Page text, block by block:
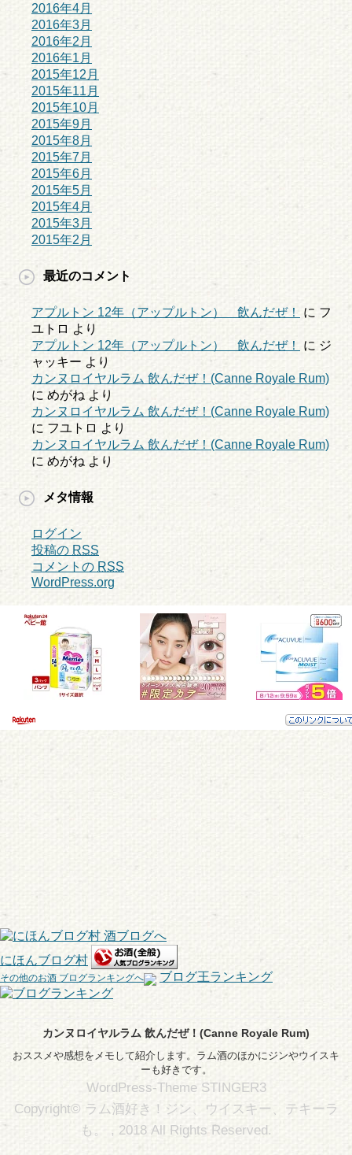
2016年4月
2016年3月
2016年2月
2016年1月
2015年12月
2015年11月
2015年10月
2015年9月
2015年8月
2015年7月
2015年6月
2015年5月
2015年4月
2015年3月
2015年2月
最近のコメント
アプルトン 12年（アップルトン） 飲んだぜ！ に フ
ユトロ より
アプルトン 12年（アップルトン） 飲んだぜ！
に ジ
ャッキー より
カンヌロイヤルラム 飲んだぜ！(Canne Royale Rum)
に めがね より
カンヌロイヤルラム 飲んだぜ！(Canne Royale Rum)
に フユトロ より
カンヌロイヤルラム 飲んだぜ！(Canne Royale Rum)
に めがね より
メタ情報
ログイン
投稿の RSS
コメントの RSS
WordPress.org
にほんブログ村
その他のお酒 ブログランキングへ ブログ王ランキング
カンヌロイヤルラム 飲んだぜ！(Canne Royale Rum)
おススメや感想をメモして紹介します。ラム酒のほかにジンやウイスキ
ーも好きです。
WordPress-Theme STINGER3
Copyright© ラム酒好き！ジン、ウイスキー、テキーラ
も。 , 2018 All Rights Reserved.